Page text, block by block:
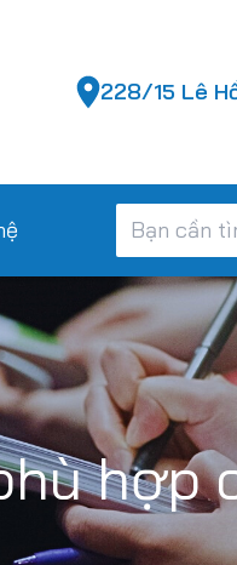
228/15 Lê
hợp